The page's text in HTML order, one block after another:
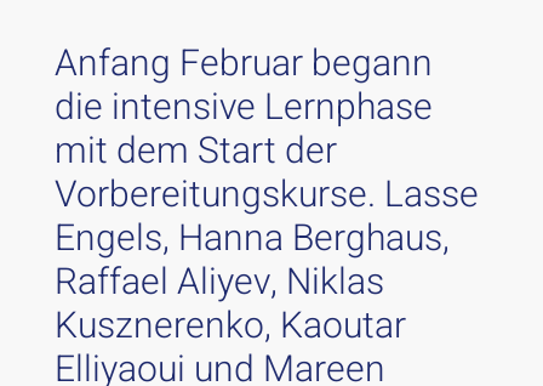
Anfang Februar begann
die intensive Lernphase
mit dem Start der
Vorbereitungskurse. Lasse
Engels, Hanna Berghaus,
Raffael Aliyev, Niklas
Kusznerenko, Kaoutar
Elliyaoui und Mareen